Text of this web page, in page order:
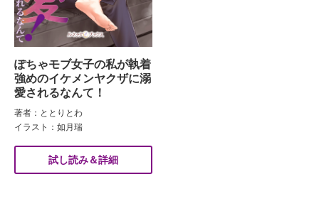
ぽちゃモブ女子の私が執着
強めのイケメンヤクザに溺
愛されるなんて！
著者：ととりとわ
イラスト：如月瑞
試し読み＆詳細